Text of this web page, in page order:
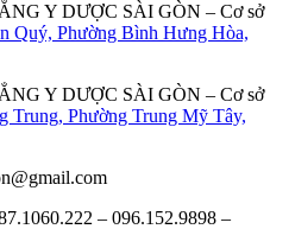
– Cơ sở
Quý, Phường Bình Hưng Hòa,
– Cơ sở
Trung, Phường Trung Mỹ Tây,
– 096.152.9898 –